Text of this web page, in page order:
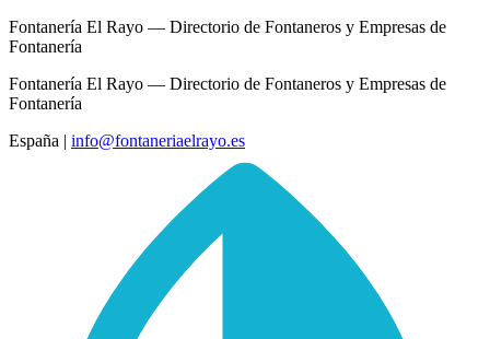
Fontanería El Rayo — Directorio de Fontaneros y Empresas de
Fontanería
Fontanería El Rayo — Directorio de Fontaneros y Empresas de
Fontanería
España | info@fontaneriaelrayo.es